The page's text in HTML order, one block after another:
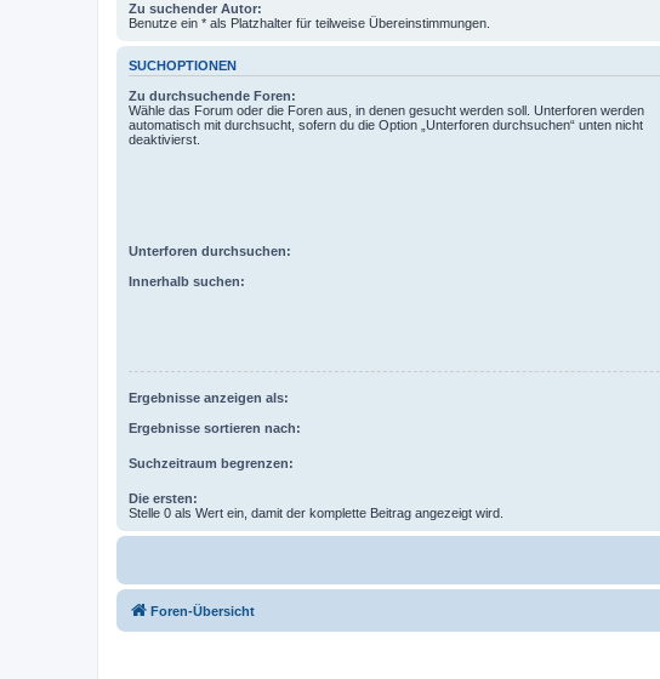
Zu suchender Autor:
Benutze ein * als Platzhalter für teilweise Übereinstimmungen.
SUCHOPTIONEN
Zu durchsuchende Foren:
Wähle das Forum oder die Foren aus, in denen gesucht werden soll. Unterforen werden
automatisch mit durchsucht, sofern du die Option „Unterforen durchsuchen“ unten nicht
deaktivierst.
Unterforen durchsuchen:
Innerhalb suchen:
Ergebnisse anzeigen als:
Ergebnisse sortieren nach:
Suchzeitraum begrenzen:
Die ersten:
Stelle 0 als Wert ein, damit der komplette Beitrag angezeigt wird.
Foren-Übersicht